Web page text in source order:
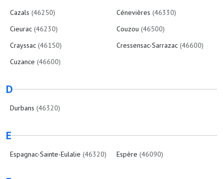
Cazals (46250) Cénevières (46330)
Cieurac (46230) Couzou (46500)
Crayssac (46150) Cressensac-Sarrazac (46600)
Cuzance (46600)
D
Durbans (46320)
E
Espagnac-Sainte-Eulalie (46320) Espère (46090)